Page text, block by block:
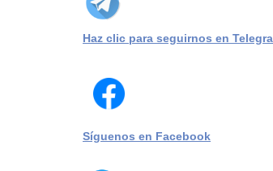
Haz clic para seguirnos en
Síguenos en Facebook